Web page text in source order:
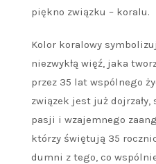
piękno związku – koralu.
Kolor koralowy
niezwykłą więź, jaka
przez 35 lat wspólnego
związek jest już dojrzały,
pasji i wzajemnego
którzy świętują 35
dumni z tego, co